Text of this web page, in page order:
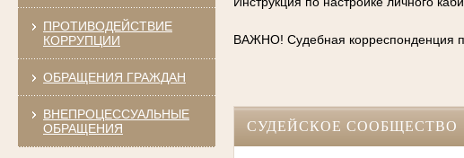
ПРОТИВОДЕЙСТВИЕ
КОРРУПЦИИ
ОБРАЩЕНИЯ ГРАЖДАН
ВНЕПРОЦЕССУАЛЬНЫЕ
ОБРАЩЕНИЯ
ВАЖНО! Судебная корреспонденция
СУДЕЙСКОЕ СООБЩЕСТВО